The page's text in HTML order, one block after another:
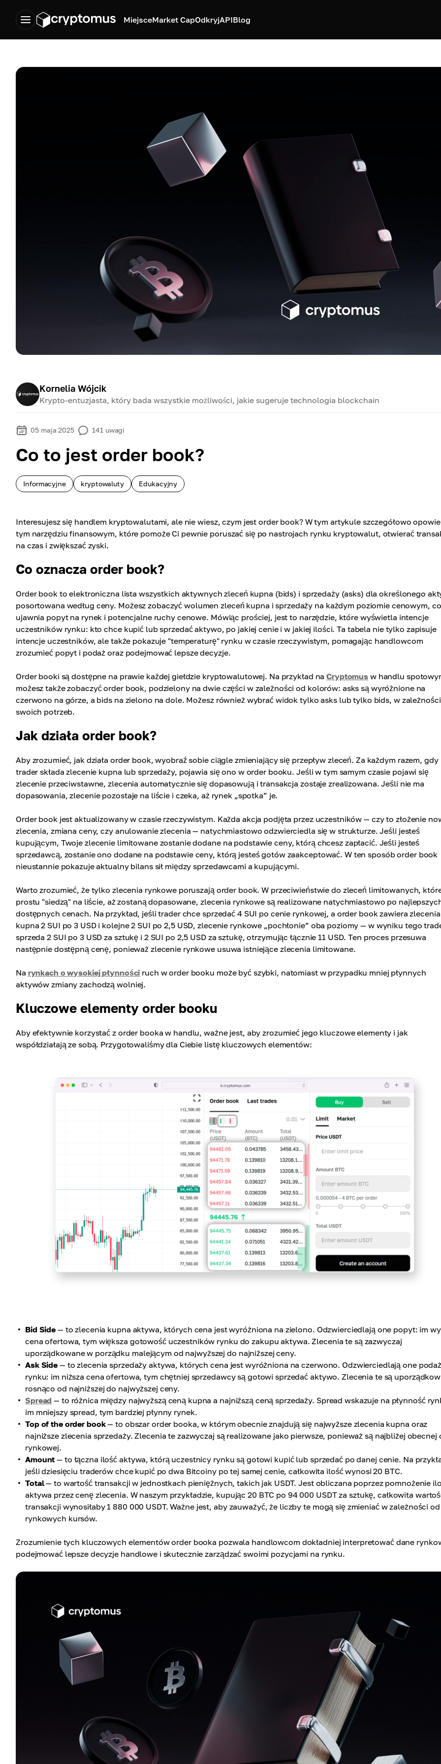
MiejsceMarket CapOdkryjAPIBlog
Kornelia Wójcik
Krypto-entuzjasta, który bada wszystkie możliwości, jakie sugeruje technologia blockchain
05 maja 2025 141 uwagi
Co to jest order book?
Informacyjne kryptowaluty Edukacyjny
Interesujesz się handlem kryptowalutami, ale nie wiesz, czym jest order book? W tym artykule szczegółowo
tym narzędziu finansowym, które pomoże Ci pewnie poruszać się po nastrojach rynku kryptowalut, otwierać
na czas i zwiększać zyski.
Co oznacza order book?
Order book to elektroniczna lista wszystkich aktywnych zleceń kupna (bids) i sprzedaży (asks) dla określonego
posortowana według ceny. Możesz zobaczyć wolumen zleceń kupna i sprzedaży na każdym poziomie cenowym, co
ujawnia popyt na rynek i potencjalne ruchy cenowe. Mówiąc prościej, jest to narzędzie, które wyświetla intencje
uczestników rynku: kto chce kupić lub sprzedać aktywo, po jakiej cenie i w jakiej ilości. Ta tabela nie tylko zapisuje
intencje uczestników, ale także pokazuje "temperaturę" rynku w czasie rzeczywistym, pomagając handlowcom
zrozumieć popyt i podaż oraz podejmować lepsze decyzje.
Order booki są dostępne na prawie każdej giełdzie kryptowalutowej. Na przykład naCryptomus w handlu
możesz także zobaczyć order book, podzielony na dwie części w zależności od kolorów: asks są wyróżnione na
czerwono na górze, a bids na zielono na dole. Możesz również wybrać widok tylko asks lub tylko bids, w
swoich potrzeb.
Jak działa order book?
Aby zrozumieć, jak działa order book, wyobraź sobie ciągle zmieniający się przepływ zleceń. Za każdym razem, gdy
trader składa zlecenie kupna lub sprzedaży, pojawia się ono w order booku. Jeśli w tym samym czasie pojawi się
zlecenie przeciwstawne, zlecenia automatycznie się dopasowują i transakcja zostaje zrealizowana. Jeśli nie ma
dopasowania, zlecenie pozostaje na liście i czeka, aż rynek „spotka” je.
Order book jest aktualizowany w czasie rzeczywistym. Każda akcja podjęta przez uczestników — czy to złożenie
zlecenia, zmiana ceny, czy anulowanie zlecenia — natychmiastowo odzwierciedla się w strukturze. Jeśli jesteś
kupującym, Twoje zlecenie limitowane zostanie dodane na podstawie ceny, którą chcesz zapłacić. Jeśli jesteś
sprzedawcą, zostanie ono dodane na podstawie ceny, którą jesteś gotów zaakceptować. W ten sposób order book
nieustannie pokazuje aktualny bilans sił między sprzedawcami a kupującymi.
Warto zrozumieć, że tylko zlecenia rynkowe poruszają order book. W przeciwieństwie do zleceń limitowanych,
prostu "siedzą" na liście, aż zostaną dopasowane, zlecenia rynkowe są realizowane natychmiastowo po
dostępnych cenach. Na przykład, jeśli trader chce sprzedać 4 SUI po cenie rynkowej, a order book zawiera zlecenia
kupna 2 SUI po 3 USD i kolejne 2 SUI po 2,5 USD, zlecenie rynkowe „pochłonie” oba poziomy — w wyniku tego
sprzeda 2 SUI po 3 USD za sztukę i 2 SUI po 2,5 USD za sztukę, otrzymując łącznie 11 USD. Ten proces przesuwa
następnie dostępną cenę, ponieważ zlecenie rynkowe usuwa istniejące zlecenia limitowane.
Na rynkach o wysokiej płynności ruch w order booku może być szybki, natomiast w przypadku mniej płynnych
aktywów zmiany zachodzą wolniej.
Kluczowe elementy order booku
Aby efektywnie korzystać z order booka w handlu, ważne jest, aby zrozumieć jego kluczowe elementy i jak
współdziałają ze sobą. Przygotowaliśmy dla Ciebie listę kluczowych elementów:
Bid Side — to zlecenia kupna aktywa, których cena jest wyróżniona na zielono. Odzwierciedlają one popyt: im
cena ofertowa, tym większa gotowość uczestników rynku do zakupu aktywa. Zlecenia te są zazwyczaj
uporządkowane w porządku malejącym od najwyższej do najniższej ceny.
Ask Side — to zlecenia sprzedaży aktywa, których cena jest wyróżniona na czerwono. Odzwierciedlają one
rynku: im niższa cena ofertowa, tym chętniej sprzedawcy są gotowi sprzedać aktywo. Zlecenia te są
rosnąco od najniższej do najwyższej ceny.
Spread — to różnica między najwyższą ceną kupna a najniższą ceną sprzedaży. Spread wskazuje na płynność
im mniejszy spread, tym bardziej płynny rynek.
Top of the order book— to obszar order booka, w którym obecnie znajdują się najwyższe zlecenia kupna oraz
najniższe zlecenia sprzedaży. Zlecenia te zazwyczaj są realizowane jako pierwsze, ponieważ są najbliżej obecnej
rynkowej.
Amount — to łączna ilość aktywa, którą uczestnicy rynku są gotowi kupić lub sprzedać po danej cenie. Na
jeśli dziesięciu traderów chce kupić po dwa Bitcoiny po tej samej cenie, całkowita ilość wynosi 20 BTC.
Total— to wartość transakcji w jednostkach pieniężnych, takich jak USDT. Jest obliczana poprzez pomnożenie
aktywa przez cenę zlecenia. W naszym przykładzie, kupując 20 BTC po 94 000 USDT za sztukę, całkowita
transakcji wynosiłaby 1 880 000 USDT. Ważne jest, aby zauważyć, że liczby te mogą się zmieniać w zależności od
rynkowych kursów.
Zrozumienie tych kluczowych elementów order booka pozwala handlowcom dokładniej interpretować dane
podejmować lepsze decyzje handlowe i skutecznie zarządzać swoimi pozycjami na rynku.